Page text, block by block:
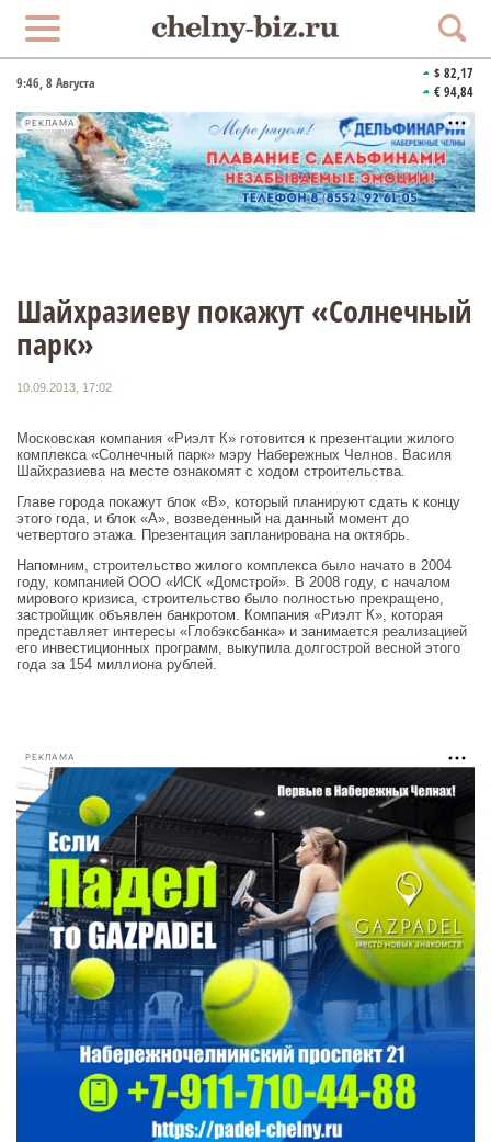
9:46, 8 Августа
$ 82,17
€ 94,84
РЕКЛАМА
Шайхразиеву покажут «Солнечный
парк»
10.09.2013, 17:02
Московская компания «Риэлт К» готовится к презентации жилого
комплекса «Солнечный парк» мэру Набережных Челнов. Василя
Шайхразиева на месте ознакомят с ходом строительства.
Главе города покажут блок «В», который планируют сдать к концу
этого года, и блок «А», возведенный на данный момент до
четвертого этажа. Презентация запланирована на октябрь.
Напомним, строительство жилого комплекса было начато в 2004
году, компанией ООО «ИСК «Домстрой». В 2008 году, с началом
мирового кризиса, строительство было полностью прекращено,
застройщик объявлен банкротом. Компания «Риэлт К», которая
представляет интересы «Глобэксбанка» и занимается реализацией
его инвестиционных программ, выкупила долгострой весной этого
года за 154 миллиона рублей.
РЕКЛАМА